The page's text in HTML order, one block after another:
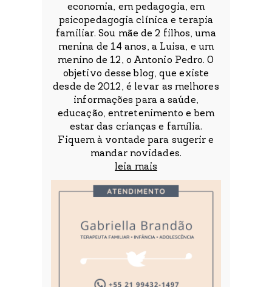
economia, em pedagogia, em
psicopedagogia clínica e terapia
familiar. Sou mãe de 2 filhos, uma
menina de 14 anos, a Luisa, e um
menino de 12, o Antonio Pedro. O
objetivo desse blog, que existe
desde de 2012, é levar as melhores
informações para a saúde,
educação, entretenimento e bem
estar das crianças e família.
Fiquem à vontade para sugerir e
mandar novidades.
leia mais